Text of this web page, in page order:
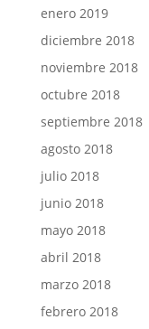
enero 2019
diciembre 2018
noviembre 2018
octubre 2018
septiembre 2018
agosto 2018
julio 2018
junio 2018
mayo 2018
abril 2018
marzo 2018
febrero 2018